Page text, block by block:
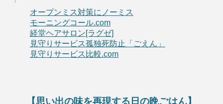
オープンミス対策にノーミス
モーニングコール.com
経堂ヘアサロン[ラグゼ]
見守りサービス孤独死防止「ごえん」
見守りサービス比較.com
【思い出の味を再現する日の晩ごはん】